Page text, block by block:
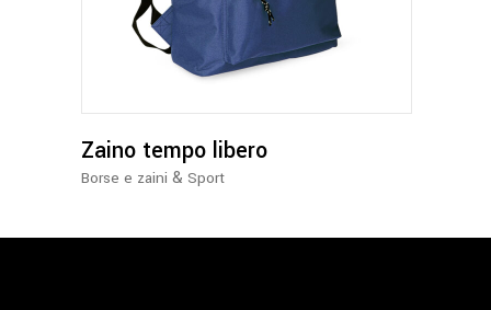
ha
più
varianti.
opzioni
possono
Zaino tempo libero
Borse e zaini & Sport